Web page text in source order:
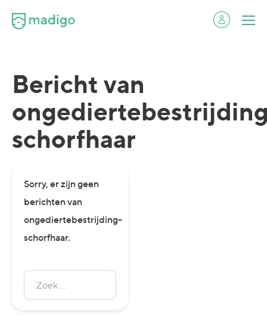
Bericht van
schorfhaar
Sorry, er zijn geen
berichten van
ongediertebestrijding-
schorfhaar.
naar: